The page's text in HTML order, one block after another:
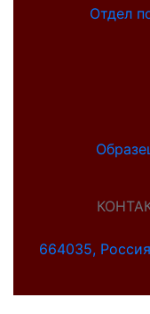
Отдел
664035,